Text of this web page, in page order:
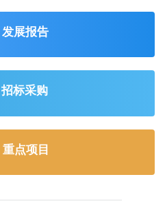
发展报告
招标采购
重点项目